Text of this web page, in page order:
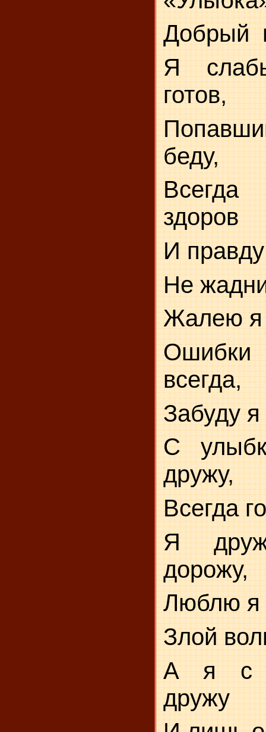
Добрый
Я
готов,
беду,
Всегда
здоров
И
Не
Жалею я
всегда,
Забуду
С
дружу,
Всегда
Я
дорожу,
Люблю я
Злой
А я с
дружу